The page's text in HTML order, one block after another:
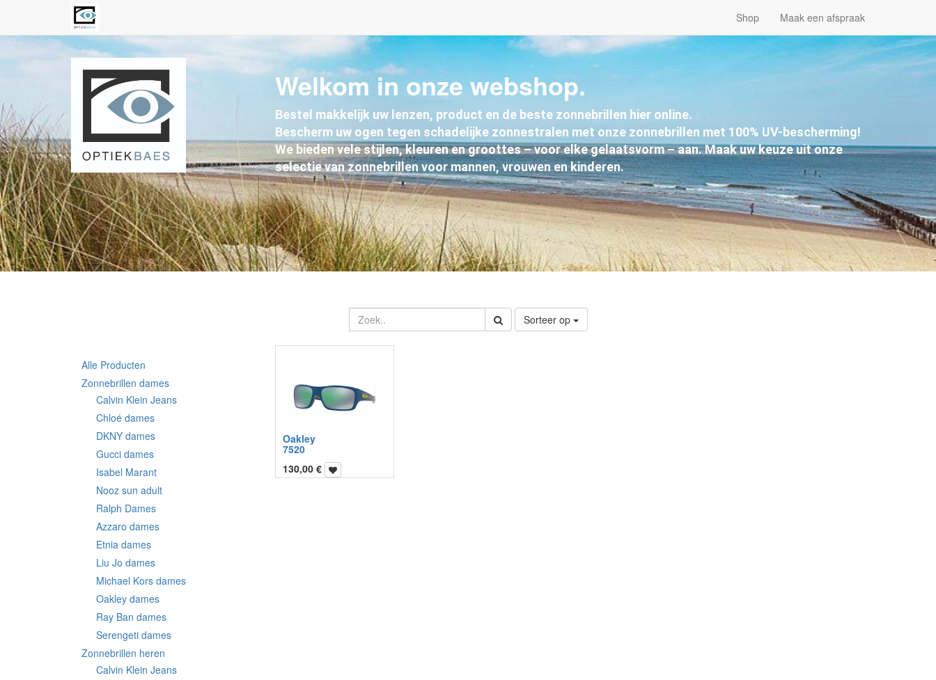
Shop Maak een afspraak
Welkom in onze webshop.
Bestel makkelijk uw lenzen, product en de beste zonnebrillen hier online.
Bescherm uw ogen tegen schadelijke zonnestralen met onze zonnebrillen met 100% UV-bescherming!
We bieden vele stijlen, kleuren en groottes – voor elke gelaatsvorm – aan. Maak uw keuze uit onze
selectie van zonnebrillen voor mannen, vrouwen en kinderen.
Sorteer op
Alle Producten
Zonnebrillen dames
Calvin Klein Jeans
Chloé dames
DKNY dames
Gucci dames
Isabel Marant
Nooz sun adult
Ralph Dames
Azzaro dames
Etnia dames
Liu Jo dames
Michael Kors dames
Oakley dames
Ray Ban dames
Serengeti dames
Zonnebrillen heren
Calvin Klein Jeans
Oakley
7520
130,00€